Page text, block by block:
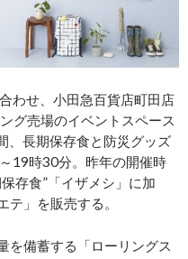
わせ、小田急百貨店町田店
グ売場のイベントスペース
、長期保存食と防災グッズ
19時30分。昨年の開催時
存食”「イザメシ」に加
テ」を販売する。
備蓄する「ローリングス